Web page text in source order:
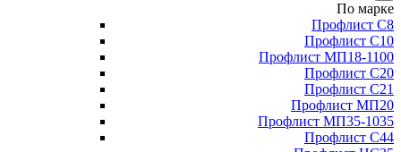
По марке
Профлист С8
Профлист С10
Профлист МП18-1100
Профлист С20
Профлист С21
Профлист МП20
Профлист МП35-1035
Профлист С44